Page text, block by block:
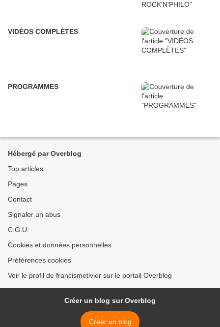
VIDÉOS COMPLÈTES
PROGRAMMES
Hébergé par Overblog
Top articles
Pages
Contact
Signaler un abus
C.G.U.
Cookies et données personnelles
Préférences cookies
Voir le profil de francismetivier sur le portail Overblog
Créer un blog sur Overblog
Créer un blog